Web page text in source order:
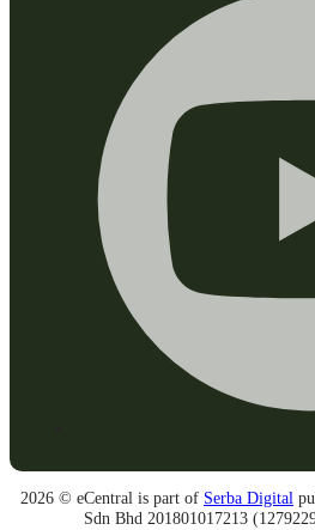
2026 © eCentral is part of Serba Digital
Sdn Bhd 201801017213